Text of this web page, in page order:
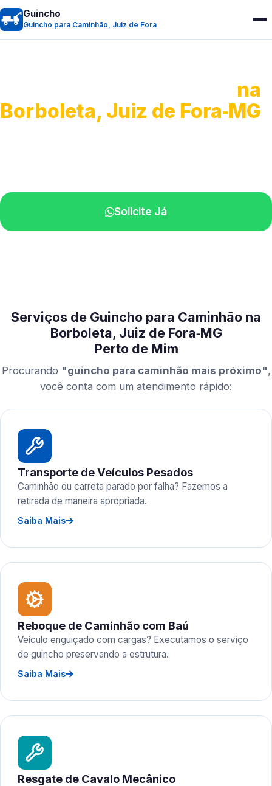
Guincho
Guincho para Caminhão, Juiz de Fora
na
Borboleta, Juiz de Fora‑MG
Solicite Já
Serviços de Guincho para Caminhão na
Borboleta, Juiz de Fora‑MG
Perto de Mim
Procurando "guincho para caminhão mais próximo",
você conta com um atendimento rápido:
Transporte de Veículos Pesados
Caminhão ou carreta parado por falha? Fazemos a
retirada de maneira apropriada.
Saiba Mais
Reboque de Caminhão com Baú
Veículo enguiçado com cargas? Executamos o serviço
de guincho preservando a estrutura.
Saiba Mais
Resgate de Cavalo Mecânico